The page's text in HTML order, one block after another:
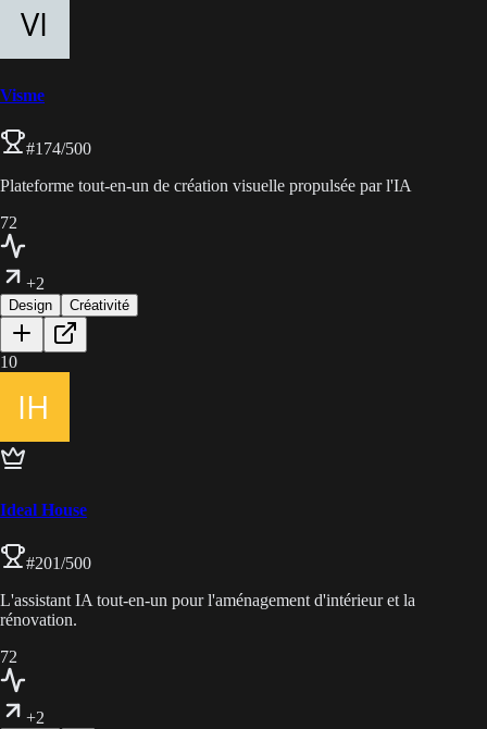
Visme
#174/500
Plateforme tout-en-un de création visuelle propulsée par l'IA
72
+2
Design Créativité
10
Ideal House
#201/500
L'assistant IA tout-en-un pour l'aménagement d'intérieur et la
rénovation.
72
+2